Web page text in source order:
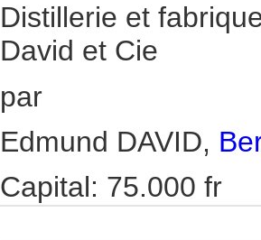
Distillerie et
David et Cie
par
Edmund DAVID,
Capital: 75.000 fr